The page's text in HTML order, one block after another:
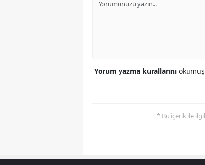
Yorum yazma kurallarını okumuş
* Bu içerik ile